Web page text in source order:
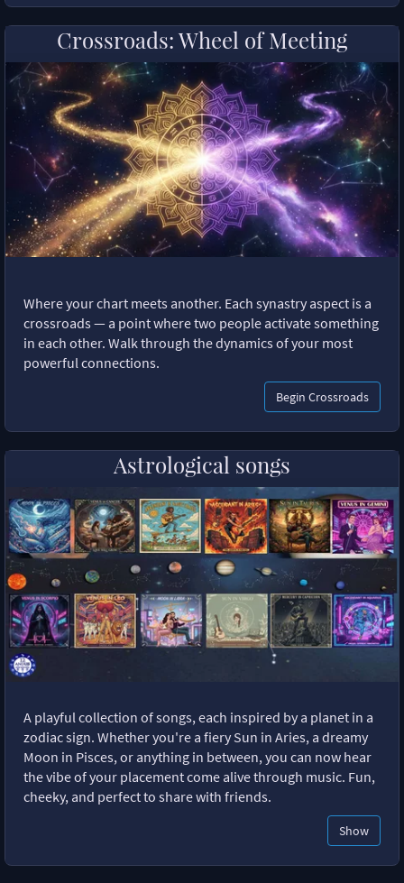
Crossroads: Wheel of Meeting
Where your chart meets another. Each synastry aspect is a
crossroads — a point where two people activate something
in each other. Walk through the dynamics of your most
powerful connections.
Begin Crossroads
Astrological songs
A playful collection of songs, each inspired by a planet in a
zodiac sign. Whether you're a fiery Sun in Aries, a dreamy
Moon in Pisces, or anything in between, you can now hear
the vibe of your placement come alive through music. Fun,
cheeky, and perfect to share with friends.
Show